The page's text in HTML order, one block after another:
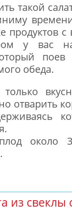
такой
продуктов
у вас
обеда.
отварить
около
из свеклы